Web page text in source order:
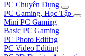
PC Chuyên Dụng
PC Gaming, Học Tập
Mini PC Gaming
Basic PC Gaming
PC Photo Editing
PC Video Editing